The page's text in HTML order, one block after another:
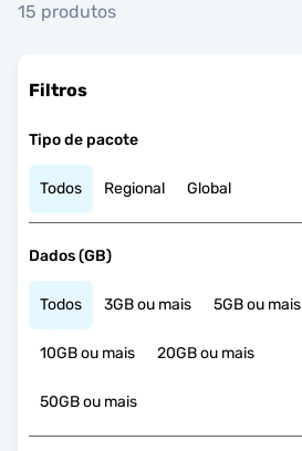
15 produtos
Filtros
Tipo de pacote
Todos Regional Global
Dados (GB)
Todos 3GB ou mais 5GB ou mais
10GB ou mais 20GB ou mais
50GB ou mais